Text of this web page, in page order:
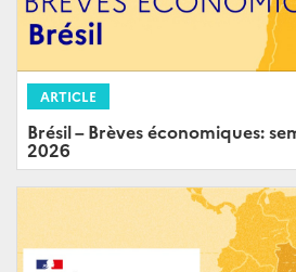
ARTICLE
Brésil – Brèves économiques:
2026